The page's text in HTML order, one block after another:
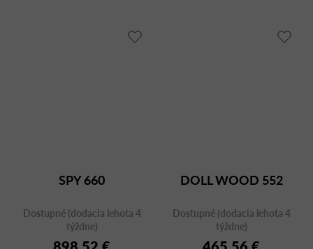
SPY 660
Dostupné (dodacia lehota 4
týždne)
DOLL WOOD 552
Dostupné (dodacia lehota 4
týždne)